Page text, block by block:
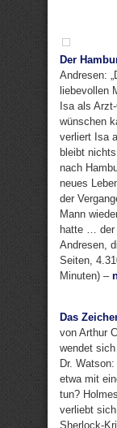
Der
Andresen:
liebevollen
Isa als
wünschen
verliert Isa
bleibt
nach
neues
der
Mann
hatte … der
Andresen,
Seiten,
Minuten) –
Das
von Arthur
wendet
Dr.
etwa mit
tun?
verliebt
Sherlock-